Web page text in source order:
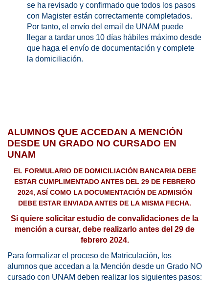
se ha revisado y confirmado que todos los pasos
con Magister están correctamente completados.
Por tanto, el envío del email de UNAM puede
llegar a tardar unos 10 días hábiles máximo desde
que haga el envío de documentación y complete
la domiciliación.
ALUMNOS QUE ACCEDAN A MENCIÓN
DESDE UN GRADO NO CURSADO EN
UNAM
EL FORMULARIO DE DOMICILIACIÓN BANCARIA DEBE
ESTAR CUMPLIMENTADO ANTES DEL 29 DE FEBRERO
2024, ASÍ COMO LA DOCUMENTACIÓN DE ADMISIÓN
DEBE ESTAR ENVIADA ANTES DE LA MISMA FECHA.
Si quiere solicitar estudio de convalidaciones de la
mención a cursar, debe realizarlo antes del 29 de
febrero 2024.
Para formalizar el proceso de Matriculación, los
alumnos que accedan a la Mención desde un Grado NO
cursado con UNAM deben realizar los siguientes pasos: